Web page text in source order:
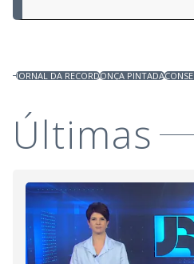
JORNAL DA RECORDONÇA PINTADA
Últimas